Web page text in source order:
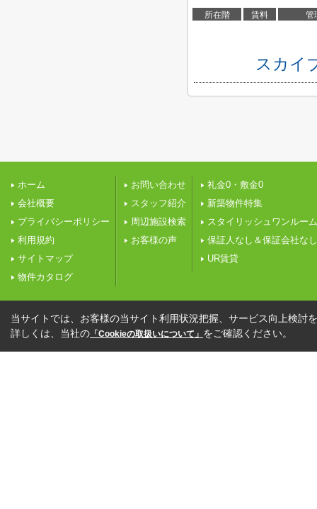
所在階 賃料 管
スカイ
ホーム
会社概要
プライバシーポリシー
利用規約
サイトマップ
物件カタログ
お問い合わせ
スタッフ紹介
周辺施設検索
お客様の声
礼金0・敷金0
新築物件特集
スタイリッシュワンルーム
保証人なし＆保証会社なし
UR賃貸
当サイトでは、お客様の当サイト利用状況把握、サービス向上検討
詳しくは、当社の 「Cookieの取扱いについて」 をご確認ください。